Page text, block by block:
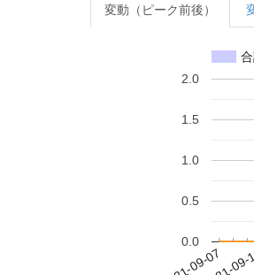
変動（ピーク前後）
0.0
0.5
1.0
1.5
2.0